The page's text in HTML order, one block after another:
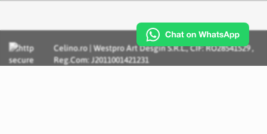
Celino.ro | Westpro Art Desgin S.R.L., CIF: RO28541529 ,
Reg.Com: J2011001421231